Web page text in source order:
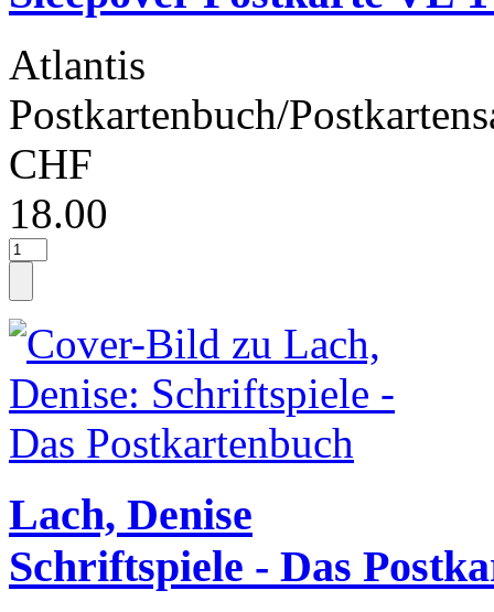
Atlantis
Postkartenbuch/
CHF
18.00
Lach, Denise
Schriftspiele - Das